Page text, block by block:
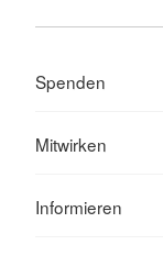
Spenden
Mitwirken
Informieren